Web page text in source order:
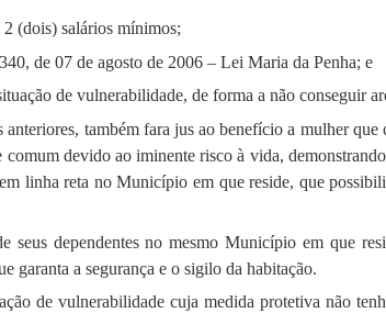
(dois) salários mínimos;
de 07 de agosto de 2006 – Lei Maria da Penha; e
de vulnerabilidade, de forma a não conseguir
também fara jus ao benefício a mulher
devido ao iminente risco à vida,
linha reta no Município em que reside, que
seus dependentes no mesmo Município em que
garanta a segurança e o sigilo da habitação.
de vulnerabilidade cuja medida protetiva não